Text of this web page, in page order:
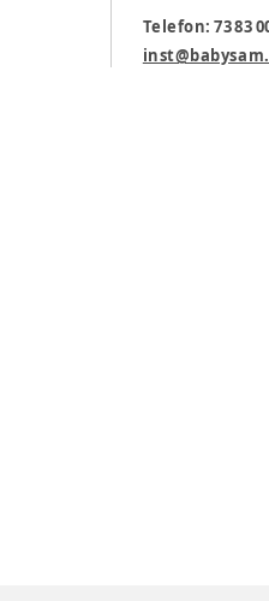
Telefon: 73 83